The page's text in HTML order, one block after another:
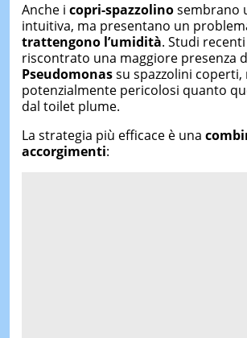
Anche i copri-spazzolinosembrano
intuitiva, ma presentano un
trattengono l’umidità. Studi
riscontrato una maggiore presenza
Pseudomonassu spazzolini
potenzialmente pericolosi quanto
dal toilet plume.
La strategia più efficace è una
accorgimenti: